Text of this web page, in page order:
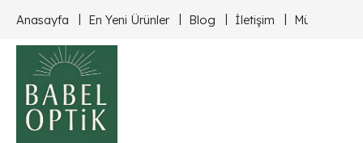
Anasayfa En Yeni Ürünler Blog İletişim Müşteri